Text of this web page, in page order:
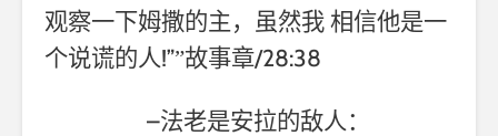
观察一下姆撒的主，虽然我 相信他是一
个说谎的人!””故事章/28:38
–法老是安拉的敌人：